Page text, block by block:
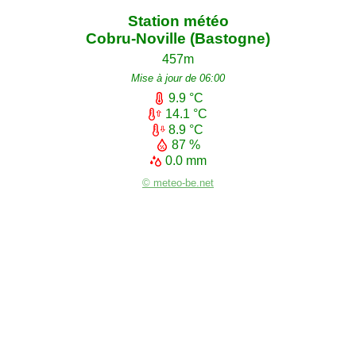
Station météo
Cobru-Noville (Bastogne)
457m
Mise à jour de 06:00
9.9 °C
14.1 °C
8.9 °C
87 %
0.0 mm
© meteo-be.net